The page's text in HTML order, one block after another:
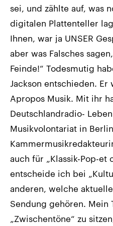
sei, und zählte auf, was
digitalen Plattenteller
Ihnen, war ja UNSER
aber was Falsches
Feinde!“ Todesmutig
Jackson entschieden. Er
Apropos Musik. Mit ihr
Deutschlandradio-
Musikvolontariat in
auch für „Klassik-Pop-et
entscheide ich bei
anderen, welche
Sendung gehören. Mein
„Zwischentöne“ zu